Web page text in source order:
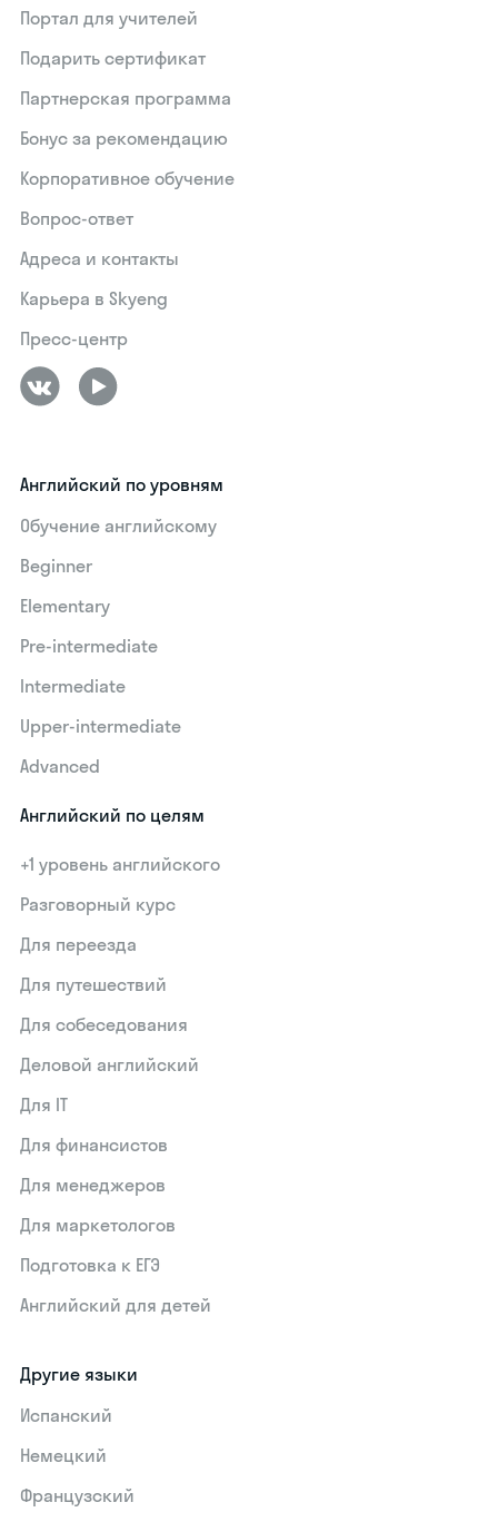
Портал для учителей
Подарить сертификат
Партнерская программа
Бонус за рекомендацию
Корпоративное обучение
Вопрос-ответ
Адреса и контакты
Карьера в Skyeng
Пресс-центр
Английский по уровням
Обучение английскому
Beginner
Elementary
Pre-intermediate
Intermediate
Upper-intermediate
Advanced
Английский по целям
+1 уровень английского
Разговорный курс
Для переезда
Для путешествий
Для собеседования
Деловой английский
Для IT
Для финансистов
Для менеджеров
Для маркетологов
Подготовка к ЕГЭ
Английский для детей
Другие языки
Испанский
Немецкий
Французский